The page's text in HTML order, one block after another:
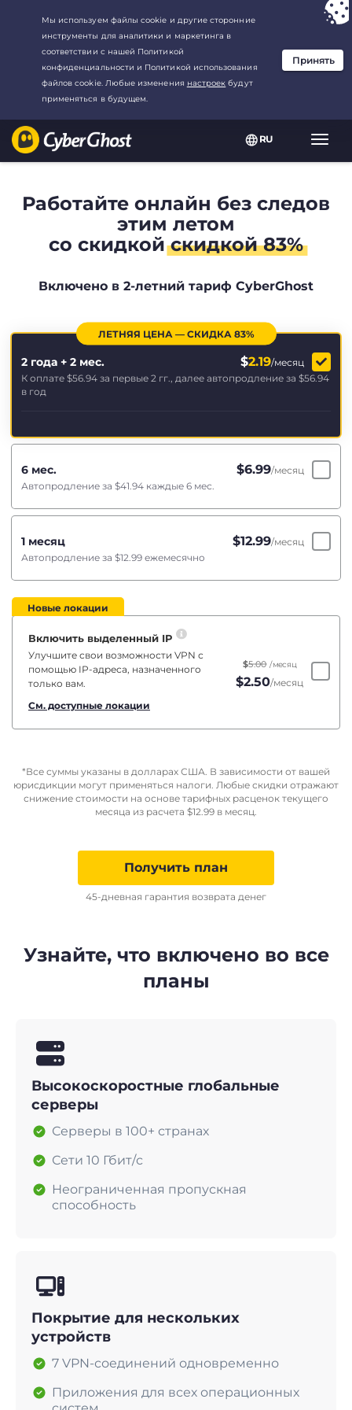
RU
Ваш выбор:Лучшая сделкадля2.1666666666667-год at$
месяц
Работайте онлайн без следов
этим летом
со скидкойскидкой 83%
Включено в 2-летний тариф CyberGhost
ЛЕТНЯЯ ЦЕНА — СКИДКА 83%
2 года + 2 мес. $2.19/месяц
К оплате $56.94 за первые 2 гг., далее автопродление за $56.94
в год
6 мес. $6.99/месяц
Автопродление за $41.94 каждые 6 мес.
1 месяц $12.99/месяц
Автопродление за $12.99 ежемесячно
Новые локации
Включить выделенный IP
Улучшите свои возможности VPN с
помощью IP-адреса, назначенного
только вам.
См. доступные локации
$5.00 /месяц
$2.50/месяц
*Все суммы указаны в долларах США. В зависимости от вашей
юрисдикции могут применяться налоги. Любые скидки отражают
снижение стоимости на основе тарифных расценок текущего
месяца из расчета $12.99 в месяц.
Получить план
45-дневная гарантия возврата денег
Узнайте, что включено во все
планы
Высокоскоростные глобальные
серверы
Серверы в 100+ странах
Сети 10 Гбит/с
Неограниченная пропускная
способность
Покрытие для нескольких
устройств
7 VPN-соединений одновременно
Приложения для всех операционных